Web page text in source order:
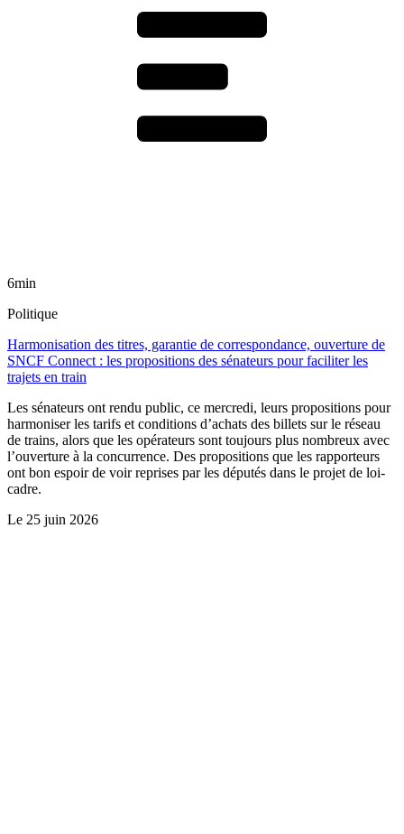
6min
Politique
Harmonisation des titres, garantie de correspondance, ouverture de
SNCF Connect : les propositions des sénateurs pour faciliter les
trajets en train
Les sénateurs ont rendu public, ce mercredi, leurs propositions pour
harmoniser les tarifs et conditions d’achats des billets sur le réseau
de trains, alors que les opérateurs sont toujours plus nombreux avec
l’ouverture à la concurrence. Des propositions que les rapporteurs
ont bon espoir de voir reprises par les députés dans le projet de loi-
cadre.
Le 25 juin 2026